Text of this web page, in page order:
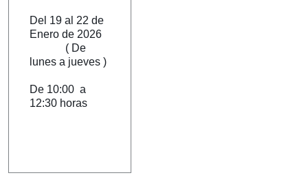
Del 19 al 22 de
Enero de 2026
( De
lunes a jueves )
De 10:00 a
12:30 horas